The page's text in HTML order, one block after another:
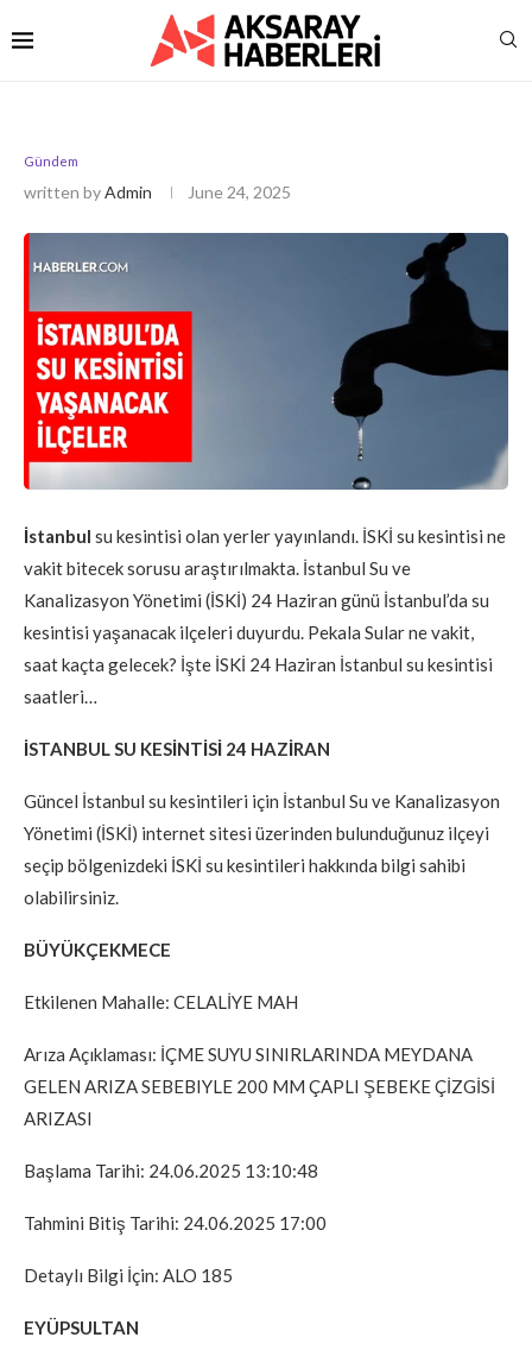
Gündem
written byAdmin June 24, 2025
İstanbul su kesintisi olan yerler yayınlandı. İSKİ su kesintisi ne
vakit bitecek sorusu araştırılmakta. İstanbul Su ve
Kanalizasyon Yönetimi (İSKİ) 24 Haziran günü İstanbul’da su
kesintisi yaşanacak ilçeleri duyurdu. Pekala Sular ne vakit,
saat kaçta gelecek? İşte İSKİ 24 Haziran İstanbul su kesintisi
saatleri…
İSTANBUL SU KESİNTİSİ 24 HAZİRAN
Güncel İstanbul su kesintileri için İstanbul Su ve Kanalizasyon
Yönetimi (İSKİ) internet sitesi üzerinden bulunduğunuz ilçeyi
seçip bölgenizdeki İSKİ su kesintileri hakkında bilgi sahibi
olabilirsiniz.
BÜYÜKÇEKMECE
Etkilenen Mahalle: CELALİYE MAH
Arıza Açıklaması: İÇME SUYU SINIRLARINDA MEYDANA
GELEN ARIZA SEBEBIYLE 200 MM ÇAPLI ŞEBEKE ÇİZGİSİ
ARIZASI
Başlama Tarihi: 24.06.2025 13:10:48
Tahmini Bitiş Tarihi: 24.06.2025 17:00
Detaylı Bilgi İçin: ALO 185
EYÜPSULTAN